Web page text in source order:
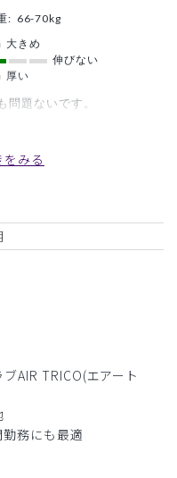
: 66-70kg
大きめ
伸びない
厚い
題ないです。
います。購入の際に確認
は前立てがないタイプだ
し不便です。不都合な点
みる
AIR TRICO(エアート
務にも最適